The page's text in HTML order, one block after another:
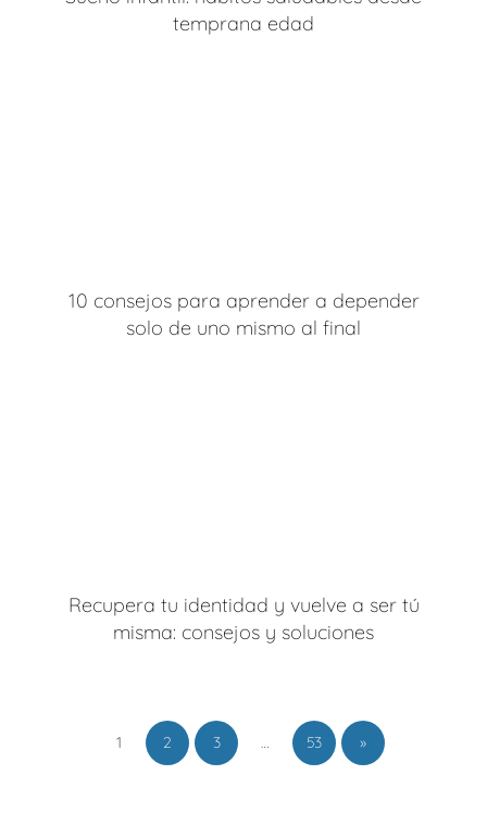
temprana edad
10 consejos para aprender a depender
solo de uno mismo al final
Recupera tu identidad y vuelve a ser tú
misma: consejos y soluciones
1 2 3 … 53 »